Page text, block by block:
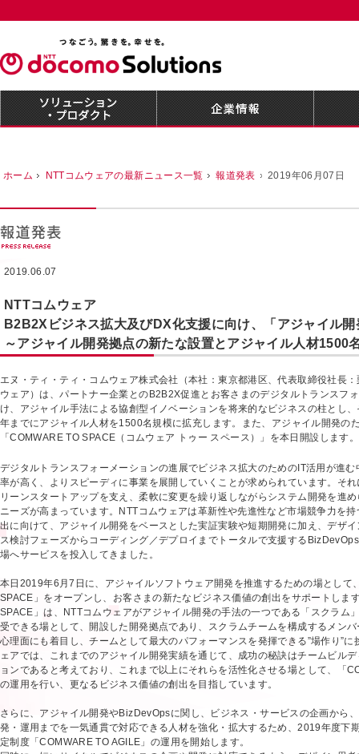
ホーム NTTコムウェアの最新ニュース一覧 報道発表 2019年06月07日
2019.06.07
NTTコムウェア
B2B2Xビジネス拡大及びDX化支援に向け、「アジャイル
～アジャイル開発拠点の新たな設置とアジャイル人材1500
エヌ・ティ・ティ・コムウェア株式会社（本社：東京都港区、代表取締役社長
ウェア）は、パートナー企業とのB2B2X促進とお客さまのデジタルトランスフ
け、アジャイル手法による協創型イノベーションを将来的なビジネスの柱とし
年までにアジャイル人材を1500名規模に拡充します。また、アジャイル開発の
「COMWARE TO SPACE（コムウェア トゥー スペース）」を本日開設します。
デジタルトランスフォーメーションの進展でビジネス拡大のためのIT活用が進
率が高く、よりスピーディに事業を展開していくことが求められています。そ
リーンスタートアップを支え、柔軟に変更を繰り返しながらシステム開発を進
ニーズが高まっています。NTTコムウェアは革新性や先進性など市場競争力を
出に向けて、アジャイル開発をベースとした実証実験や短期開発に加え、デザ
ス検討フェーズからコーディング／デプロイまでトータルで支援する
場へサービスを投入してきました。
本日2019年6月7日に、アジャイルソフトウェア開発を推進するための場として
SPACE」をオープンし、お客さまの新たなビジネス価値の創出をサポートしま
SPACE」は、NTTコムウェアがアジャイル開発の手法の一つである「スクラム
受できる場として、開設した開発拠点であり、スクラムチームを構成するメン
心理面にも着目し、チームとして最大のパフォーマンスを発揮できる”場作り”
ェアでは、これまでのアジャイル開発実績を通じて、成功の秘訣はチームビル
ョンであると考えており、これまで以上にそれらを活性化させる場として、「
の運用を行い、更なるビジネス価値の創出を目指しています。
さらに、アジャイル開発やBizDevOpsに関し、ビジネス・サービスの企画から
発・運用までを一気通貫で対応できる人材を強化・拡大するため、2019年度下
定制度「COMWARE TO AGILE」の運用を開始します。